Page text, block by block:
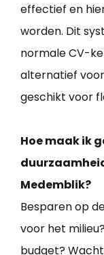
effectief en
worden. Dit
normale CV-
alternatief
geschikt voor
Hoe maak ik
Medemblik?
Besparen op
voor het
budget?